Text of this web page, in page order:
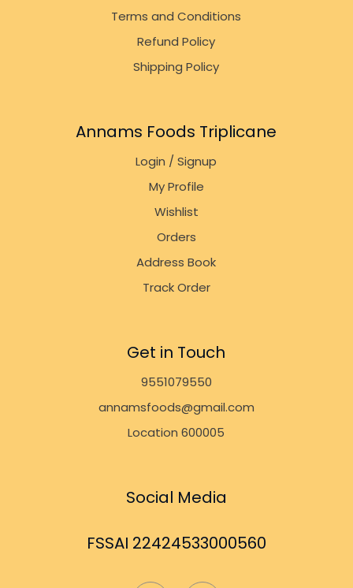
Terms and Conditions
Refund Policy
Shipping Policy
Annams Foods Triplicane
Login / Signup
My Profile
Wishlist
Orders
Address Book
Track Order
Get in Touch
9551079550
annamsfoods@gmail.com
Location 600005
Social Media
FSSAI 22424533000560